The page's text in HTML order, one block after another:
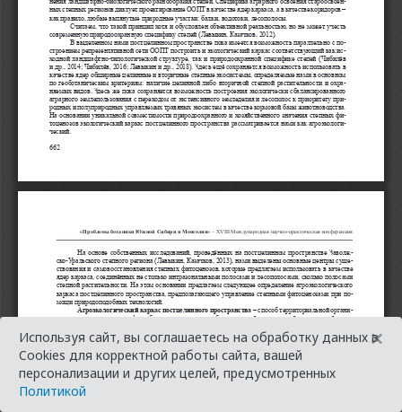
Используя сайт, вы соглашаетесь на обработку данных в
Cookies для корректной работы сайта, вашей
персонализации и других целей, предусмотренных
Политикой
×